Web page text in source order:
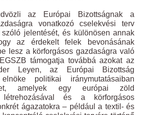
az Európai Bizottságnak a
vonatkozó cselekvési terv
szóló jelentését, és különösen annak
az érdekelt felek bevonásának
lesz a körforgásos gazdaságra való
támogatja továbbá azokat az
Leyen, az Európai Bizottság
politikai iránymutatásaiban
amelyek egy európai zöld
létrehozásával és a körforgásos
ágazatokra – például a textil- és